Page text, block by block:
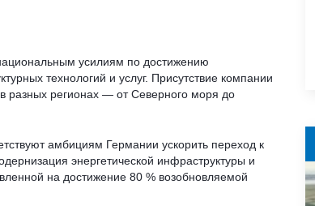
усилиям по достижению
технологий и услуг. Присутствие компании
разных регионах — от Северного моря до
амбициям Германии ускорить переход к
энергетической инфраструктуры и
на достижение 80 % возобновляемой